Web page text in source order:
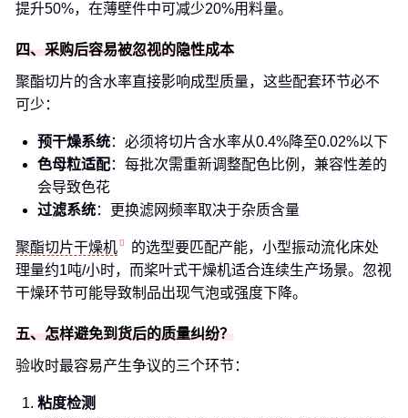
提升50%，在薄壁件中可减少20%用料量。
四、采购后容易被忽视的隐性成本
聚酯切片的含水率直接影响成型质量，这些配套环节必不
可少：
预干燥系统：必须将切片含水率从0.4%降至0.02%以下
色母粒适配：每批次需重新调整配色比例，兼容性差的
会导致色花
过滤系统：更换滤网频率取决于杂质含量
聚酯切片干燥机
的选型要匹配产能，小型振动流化床处
理量约1吨/小时，而桨叶式干燥机适合连续生产场景。忽视
干燥环节可能导致制品出现气泡或强度下降。
五、怎样避免到货后的质量纠纷？
验收时最容易产生争议的三个环节：
粘度检测